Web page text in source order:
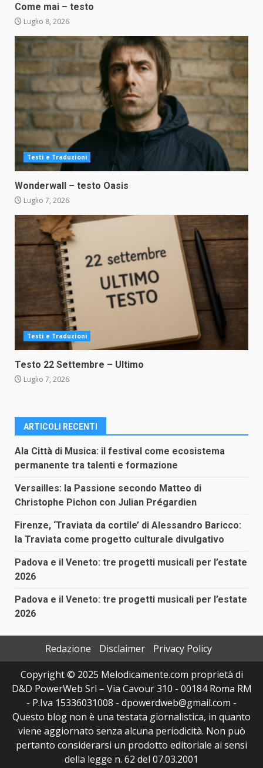
Come mai – testo
Luglio 8, 2026
Testi e Traduzioni
Wonderwall – testo Oasis
Luglio 7, 2026
Testi e Traduzioni
Testo 22 Settembre – Ultimo
Luglio 7, 2026
ARTICOLI RECENTI
Ala Città di Musica: il festival come ecosistema
permanente tra talenti e formazione
Versailles: la Passione secondo Matteo di
Christophe Pichon con Julian Prégardien
Firenze, ‘Traviata da cortile’ di Alessandro Baricco:
la Traviata come progetto culturale divulgativo
Padova e il Veneto: tre progetti musicali per l’estate
2026
Padova e il Veneto: tre progetti musicali per l’estate
2026
Redazione Disclaimer
Privacy Policy
Copyright © 2025 Melodicamente.com proprietà di
D&D PowerWeb Srl – Via Cavour 310 - 00184 Roma RM
- P.Iva 15336031008 - dpowerdweb@gmail.com -
Questo blog non è una testata giornalistica, in quanto
viene aggiornato senza alcuna periodicità. Non può
pertanto considerarsi un prodotto editoriale ai sensi
della legge n. 62 del 07.03.2001